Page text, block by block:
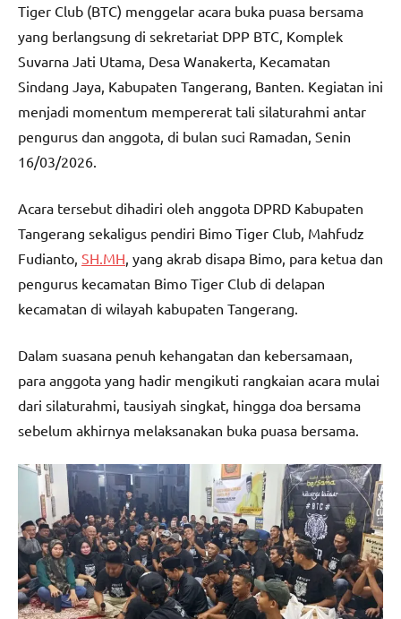
Tiger Club (BTC) menggelar acara buka puasa bersama
yang berlangsung di sekretariat DPP BTC, Komplek
Suvarna Jati Utama, Desa Wanakerta, Kecamatan
Sindang Jaya, Kabupaten Tangerang, Banten. Kegiatan ini
menjadi momentum mempererat tali silaturahmi antar
pengurus dan anggota, di bulan suci Ramadan, Senin
16/03/2026.
Acara tersebut dihadiri oleh anggota DPRD Kabupaten
Tangerang sekaligus pendiri Bimo Tiger Club, Mahfudz
Fudianto, SH.MH , yang akrab disapa Bimo, para ketua dan
pengurus kecamatan Bimo Tiger Club di delapan
kecamatan di wilayah kabupaten Tangerang.
Dalam suasana penuh kehangatan dan kebersamaan,
para anggota yang hadir mengikuti rangkaian acara mulai
dari silaturahmi, tausiyah singkat, hingga doa bersama
sebelum akhirnya melaksanakan buka puasa bersama.